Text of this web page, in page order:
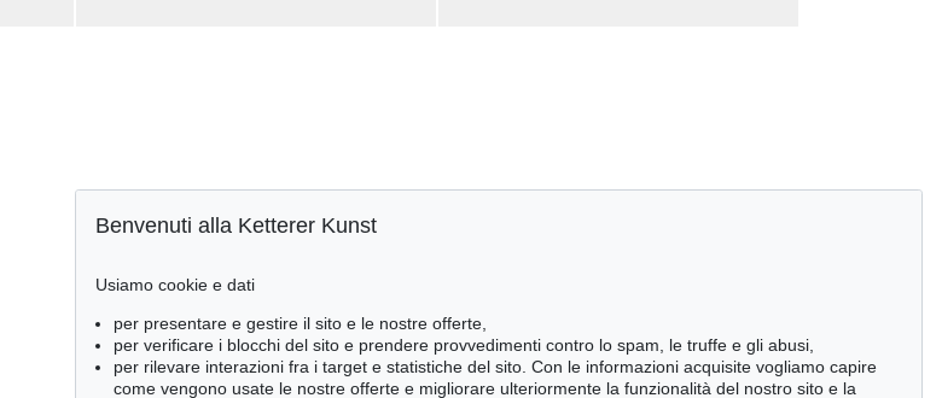
Benvenuti alla Ketterer Kunst
Usiamo cookie e dati
per presentare e gestire il sito e le nostre offerte,
per verificare i blocchi del sito e prendere provvedimenti contro lo spam, le truffe e gli abusi,
per rilevare interazioni fra i target e statistiche del sito. Con le informazioni acquisite vogliamo capire
come vengono usate le nostre offerte e migliorare ulteriormente la funzionalità del nostro sito e la